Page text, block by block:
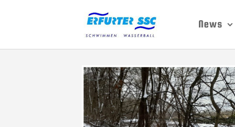
News